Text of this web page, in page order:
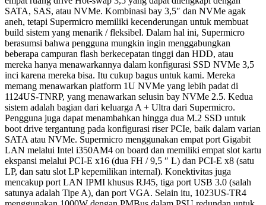
SATA, SAS, atau NVMe. Kombinasi bay 3,5″ dan NVMe agak
aneh, tetapi Supermicro memiliki kecenderungan untuk membuat
build sistem yang menarik / fleksibel. Dalam hal ini, Supermicro
berasumsi bahwa pengguna mungkin ingin menggabungkan
beberapa campuran flash berkecepatan tinggi dan HDD, atau
mereka hanya menawarkannya dalam konfigurasi SSD NVMe 3,5
inci karena mereka bisa. Itu cukup bagus untuk kami. Mereka
memang menawarkan platform 1U NVMe yang lebih padat di
1124US-TNRP, yang menawarkan selusin bay NVMe 2.5. Kedua
sistem adalah bagian dari keluarga A + Ultra dari Supermicro.
Pengguna juga dapat menambahkan hingga dua M.2 SSD untuk
boot drive tergantung pada konfigurasi riser PCIe, baik dalam varian
SATA atau NVMe. Supermicro menggunakan empat port Gigabit
LAN melalui Intel i350AM4 on board dan memiliki empat slot kartu
ekspansi melalui PCI-E x16 (dua FH / 9,5 ″ L) dan PCI-E x8 (satu
LP, dan satu slot LP kepemilikan internal). Konektivitas juga
mencakup port LAN IPMI khusus RJ45, tiga port USB 3.0 (salah
satunya adalah Tipe A), dan port VGA. Selain itu, 1023US-TR4